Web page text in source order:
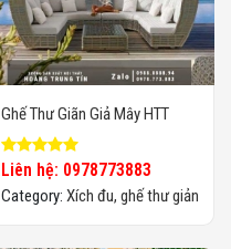
Ghế Thư Giãn Giả Mây HTT
Liên hệ: 0978773883
Category: Xích đu, ghế thư giản